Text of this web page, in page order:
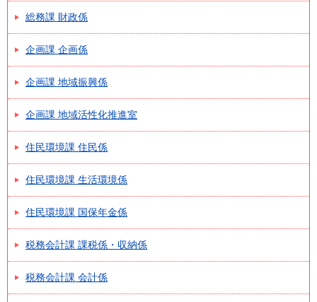
総務課 財政係
企画課 企画係
企画課 地域振興係
企画課 地域活性化推進室
住民環境課 住民係
住民環境課 生活環境係
住民環境課 国保年金係
税務会計課 課税係・収納係
税務会計課 会計係